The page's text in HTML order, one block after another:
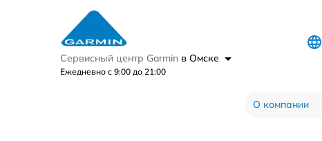
Сервисный центр Garmin в Омске
Ежедневно с 9:00 до 21:00
О компании